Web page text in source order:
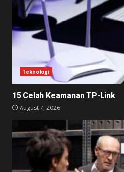
Teknologi
15 Celah Keamanan TP-Link
August 7, 2026